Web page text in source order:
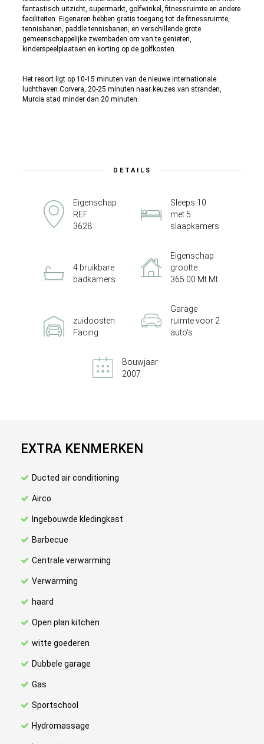
fantastisch uitzicht, supermarkt, golfwinkel, fitnessruimte en andere
faciliteiten. Eigenaren hebben gratis toegang tot de fitnessruimte,
tennisbanen, paddle tennisbanen, en verschillende grote
gemeenschappelijke zwembaden om van te genieten,
kinderspeelplaatsen en korting op de golfkosten.
Het resort ligt op 10-15 minuten van de nieuwe internationale
luchthaven Corvera, 20-25 minuten naar keuzes van stranden,
Murcia stad minder dan 20 minuten.
DETAILS
Eigenschap
REF
3628
Sleeps 10
met 5
slaapkamers
4 bruikbare
badkamers
Eigenschap
grootte
365.00 Mt Mt
zuidoosten
Facing
Garage
ruimte voor 2
auto's
Bouwjaar
2007
EXTRA KENMERKEN
Ducted air conditioning
Airco
Ingebouwde kledingkast
Barbecue
Centrale verwarming
Verwarming
haard
Open plan kitchen
witte goederen
Dubbele garage
Gas
Sportschool
Hydromassage